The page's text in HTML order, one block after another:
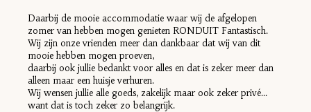
Daarbij de mooie accommodatie waar wij de afgelopen
zomer van hebben mogen genieten RONDUIT Fantastisch.
Wij zijn onze vrienden meer dan dankbaar dat wij van dit
mooie hebben mogen proeven,
daarbij ook jullie bedankt voor alles en dat is zeker meer dan
alleen maar een huisje verhuren.
Wij wensen jullie alle goeds, zakelijk maar ook zeker privé...
want dat is toch zeker zo belangrijk.